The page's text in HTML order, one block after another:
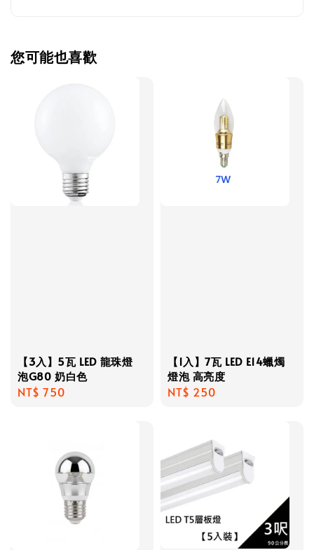
您可能也喜歡
【3入】5瓦 LED 龍珠燈
泡G80 奶白色
Regular
NT$ 750
【1入】7瓦 LED E14蠟燭
燈泡 高亮度
Regular
NT$ 250